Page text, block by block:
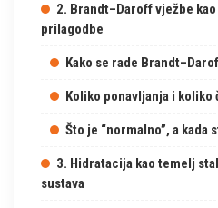
2. Brandt–Daroff vježbe
prilagodbe
Kako se rade
Koliko ponavljanja i koliko
Što je “normalno”, a kada
3. Hidratacija kao temelj
sustava